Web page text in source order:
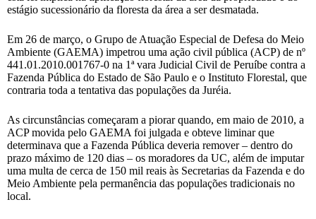
estágio sucessionário da floresta da área a ser desmatada.
Em 26 de março, o Grupo de Atuação Especial de Defesa do Meio
Ambiente (GAEMA) impetrou uma ação civil pública (ACP) de nº
441.01.2010.001767-0 na 1ª vara Judicial Civil de Peruíbe contra a
Fazenda Pública do Estado de São Paulo e o Instituto Florestal, que
contraria toda a tentativa das populações da Juréia.
As circunstâncias começaram a piorar quando, em maio de 2010, a
ACP movida pelo GAEMA foi julgada e obteve liminar que
determinava que a Fazenda Pública deveria remover – dentro do
prazo máximo de 120 dias – os moradores da UC, além de imputar
uma multa de cerca de 150 mil reais às Secretarias da Fazenda e do
Meio Ambiente pela permanência das populações tradicionais no
local.